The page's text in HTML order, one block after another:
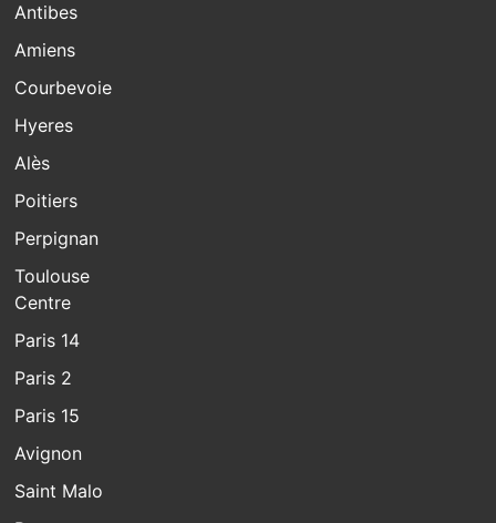
Antibes
Amiens
Courbevoie
Hyeres
Alès
Poitiers
Perpignan
Toulouse
Centre
Paris 14
Paris 2
Paris 15
Avignon
Saint Malo